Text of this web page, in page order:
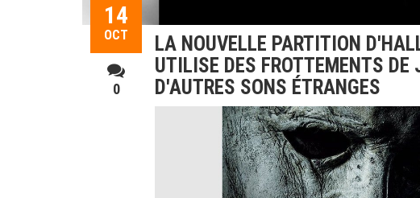
14
OCT
0
LA NOUVELLE PARTITION
UTILISE DES FROTTEMENTS
D'AUTRES SONS ÉTRANGES